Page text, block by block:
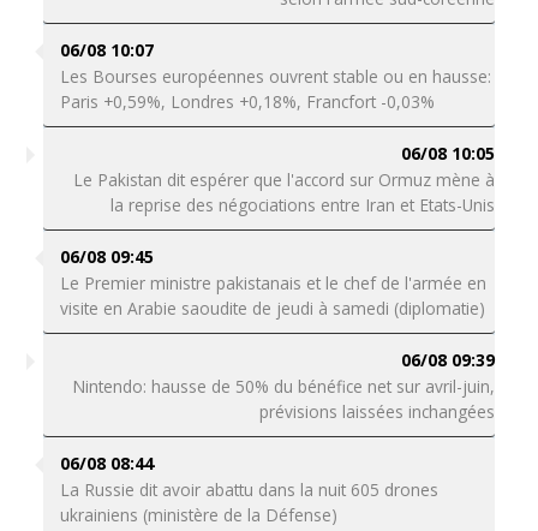
06/08 10:07
Les Bourses européennes ouvrent stable ou en hausse:
Paris +0,59%, Londres +0,18%, Francfort -0,03%
06/08 10:05
Le Pakistan dit espérer que l'accord sur Ormuz mène à
la reprise des négociations entre Iran et Etats-Unis
06/08 09:45
Le Premier ministre pakistanais et le chef de l'armée en
visite en Arabie saoudite de jeudi à samedi (diplomatie)
06/08 09:39
Nintendo: hausse de 50% du bénéfice net sur avril-juin,
prévisions laissées inchangées
06/08 08:44
La Russie dit avoir abattu dans la nuit 605 drones
ukrainiens (ministère de la Défense)